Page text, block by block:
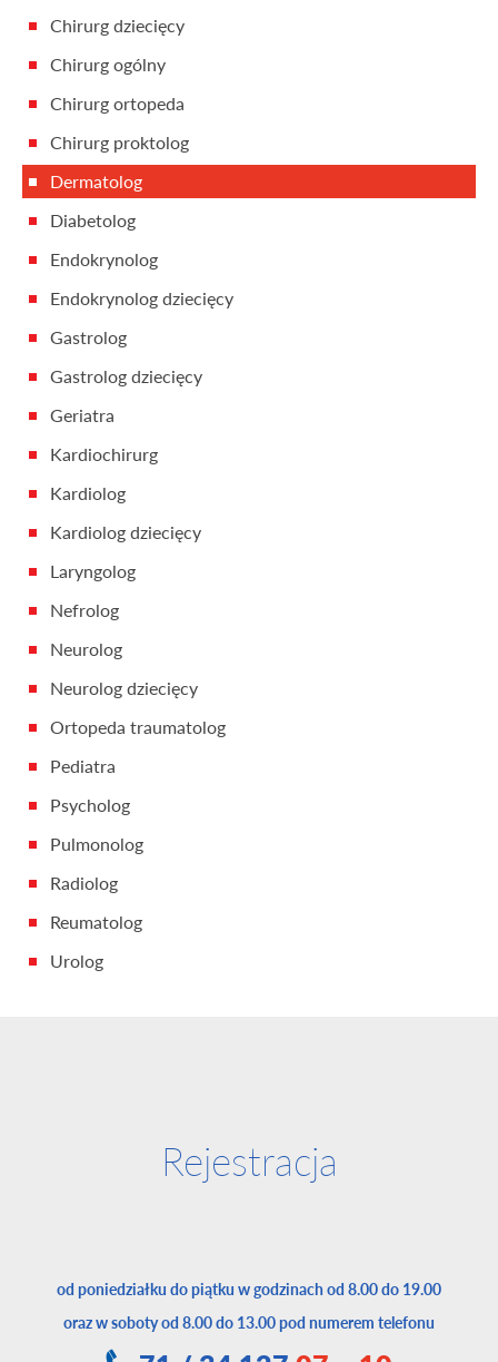
Chirurg dziecięcy
Chirurg ogólny
Chirurg ortopeda
Chirurg proktolog
Dermatolog
Diabetolog
Endokrynolog
Endokrynolog dziecięcy
Gastrolog
Gastrolog dziecięcy
Geriatra
Kardiochirurg
Kardiolog
Kardiolog dziecięcy
Laryngolog
Nefrolog
Neurolog
Neurolog dziecięcy
Ortopeda traumatolog
Pediatra
Psycholog
Pulmonolog
Radiolog
Reumatolog
Urolog
Rejestracja
od poniedziałku do piątku w godzinach od 8.00 do 19.00
oraz w soboty od 8.00 do 13.00 pod numerem telefonu